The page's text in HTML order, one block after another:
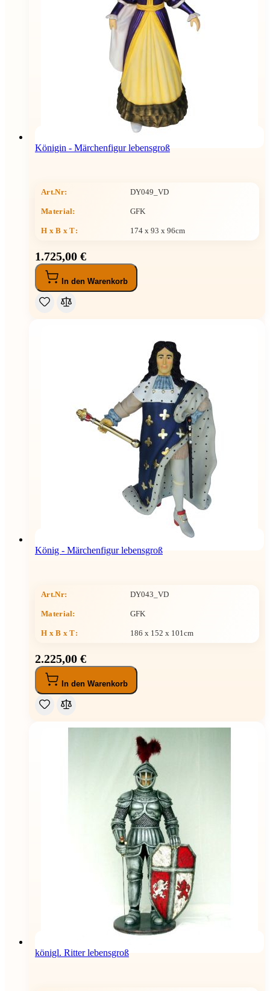
Königin - Märchenfigur lebensgroß
Art.Nr: DY049_VD
Material: GFK
H x B x T: 174 x 93 x 96cm
1.725,00 €
In den Warenkorb
König - Märchenfigur lebensgroß
Art.Nr: DY043_VD
Material: GFK
H x B x T: 186 x 152 x 101cm
2.225,00 €
In den Warenkorb
königl. Ritter lebensgroß